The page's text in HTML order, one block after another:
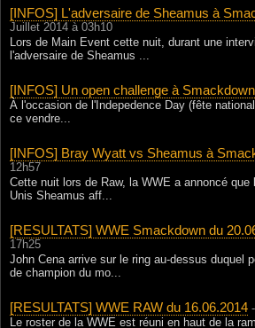
[INFOS] L'adversaire de Sheamus à
Juillet 2014 à 03h10
Lors de Main Event cette nuit, durant une
l'adversaire de Sheamus ...
[INFOS] Un open challenge à Smackdown
À l'occasion de l'Indepedence Day (fête
ce vendre...
[INFOS] Bray Wyatt vs Sheamus à
12h57
Cette nuit lors de Raw, la WWE a annoncé
Unis Sheamus aff...
[RESULTATS] WWE Smackdown du
17h25
John Cena arrive sur le ring au-dessus duquel
de champion du mo...
[RESULTATS] WWE RAW du 16.06.2014
Le roster de la WWE est réuni en haut de la